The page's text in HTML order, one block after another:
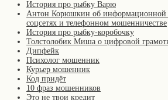
История про рыбку Варю
Антон Корюшкин об информационной
соцсетях и телефонном мошенничестве
История про рыбку-коробочку
Толстолобик Миша о цифровой
Дипфейк
Психолог мошенник
Курьер мошенник
Код придёт
10 фраз мошенников
Это не твои кредит